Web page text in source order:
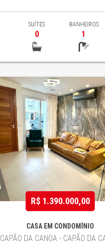
SUÍTES
0
BANHEIROS
1
R$ 1.390.000,00
CASA EM CONDOMÍNIO
CAPÃO DA CANOA - CAPÃO DA